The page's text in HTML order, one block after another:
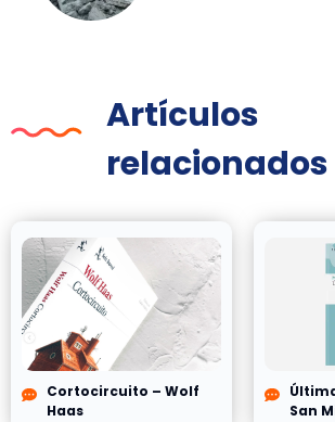
Artículos
relacionados
Cortocircuito – Wolf
Haas
San